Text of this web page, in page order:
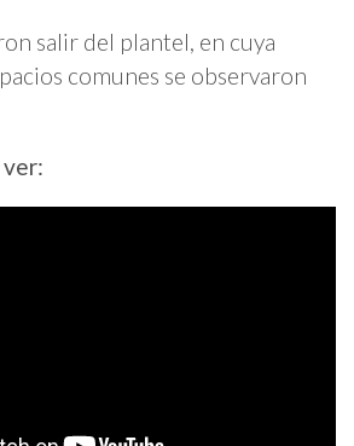
salir del plantel, en cuya
comunes se observaron